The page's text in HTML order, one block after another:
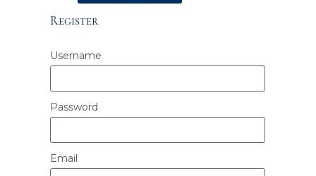
Alternative:
Register
Username
Password
Email